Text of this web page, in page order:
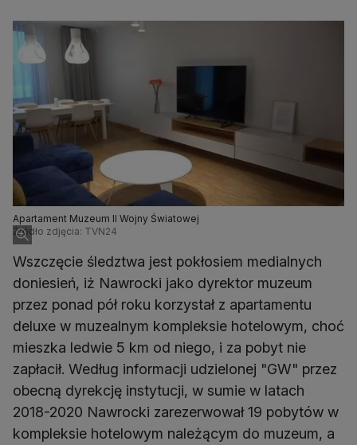
Apartament Muzeum II Wojny Światowej
Źródło zdjęcia: TVN24
Wszczęcie śledztwa jest pokłosiem medialnych
doniesień, iż Nawrocki jako dyrektor muzeum
przez ponad pół roku korzystał z apartamentu
deluxe w muzealnym kompleksie hotelowym, choć
mieszka ledwie 5 km od niego, i za pobyt nie
zapłacił. Według informacji udzielonej "GW" przez
obecną dyrekcję instytucji, w sumie w latach
2018-2020 Nawrocki zarezerwował 19 pobytów w
kompleksie hotelowym należącym do muzeum, a